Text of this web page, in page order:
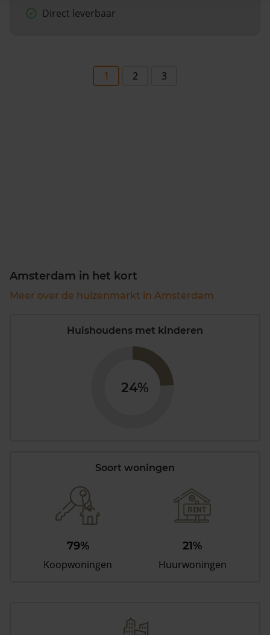
Direct leverbaar
1 2 3
Amsterdam in het kort
Meer over de huizenmarkt in Amsterdam
Huishoudens met kinderen
24%
Soort woningen
79%
Koopwoningen
21%
Huurwoningen